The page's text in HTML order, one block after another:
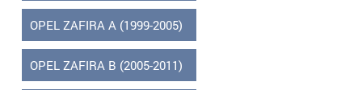
OPEL ZAFIRA A (1999-2005)
OPEL ZAFIRA B (2005-2011)